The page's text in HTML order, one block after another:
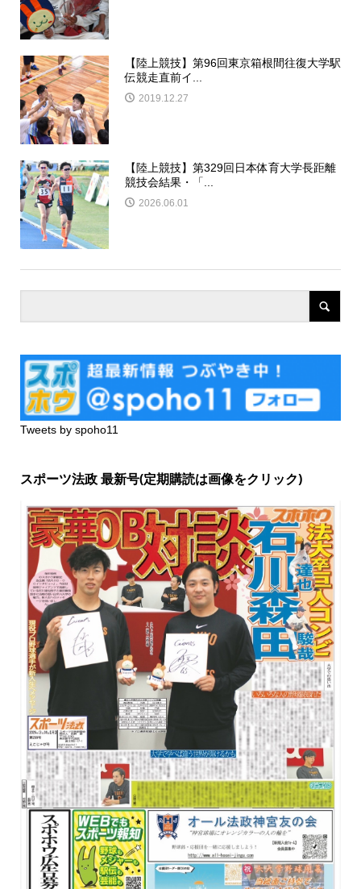
【陸上競技】第96回東京箱根間往復大学駅
伝競走直前イ...
2019.12.27
【陸上競技】第329回日本体育大学長距離
競技会結果・「...
2026.06.01
Tweets by spoho11
スポーツ法政 最新号(定期購読は画像をクリック)